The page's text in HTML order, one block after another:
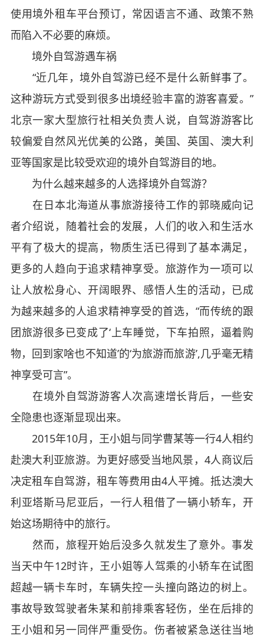
使用境外租车平台预订，常因语言不通、政策不熟
而陷入不必要的麻烦。
境外自驾游遇车祸
“近几年，境外自驾游已经不是什么新鲜事了。
这种游玩方式受到很多出境经验丰富的游客喜爱。”
北京一家大型旅行社相关负责人说，自驾游游客比
较偏爱自然风光优美的公路，美国、英国、澳大利
亚等国家是比较受欢迎的境外自驾游目的地。
为什么越来越多的人选择境外自驾游？
在日本北海道从事旅游接待工作的郭晓威向记
者介绍说，随着社会的发展，人们的收入和生活水
平有了极大的提高，物质生活已得到了基本满足，
更多的人趋向于追求精神享受。旅游作为一项可以
让人放松身心、开阔眼界、感悟人生的活动，已成
为越来越多的人追求精神享受的首选，“而传统的跟
团旅游很多已变成了‘上车睡觉，下车拍照，逼着购
物，回到家啥也不知道’的‘为旅游而旅游’,几乎毫无精
神享受可言”。
在境外自驾游游客人次高速增长背后，一些安
全隐患也逐渐显现出来。
2015年10月，王小姐与同学曹某等一行4人相约
赴澳大利亚旅游。为更好感受当地风景，4人商议后
决定租车自驾游，租车等费用由4人平摊。抵达澳大
利亚塔斯马尼亚后，一行人租借了一辆小轿车，开
始这场期待中的旅行。
然而，旅程开始后没多久就发生了意外。事发
当天中午12时许，王小姐等人驾乘的小轿车在试图
超越一辆卡车时，车辆失控一头撞向路边的树上。
事故导致驾驶者朱某和前排乘客轻伤，坐在后排的
王小姐和另一同伴严重受伤。伤者被紧急送往当地